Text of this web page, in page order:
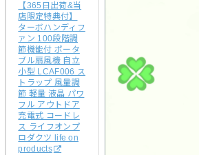
【365日出荷&当
店限定特典付】
ターボハンディフ
ァン 100段階調
節機能付 ポータ
ブル扇風機 自立
小型 LCAF006 ス
トラップ 風量調
節 軽量 液晶 パワ
フル アウトドア
充電式 コードレ
ス ライフオンプ
ロダクツ life on
products